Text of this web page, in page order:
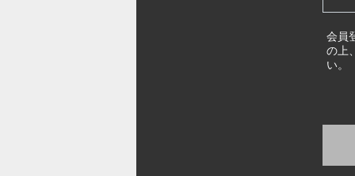
会員
の上
い。